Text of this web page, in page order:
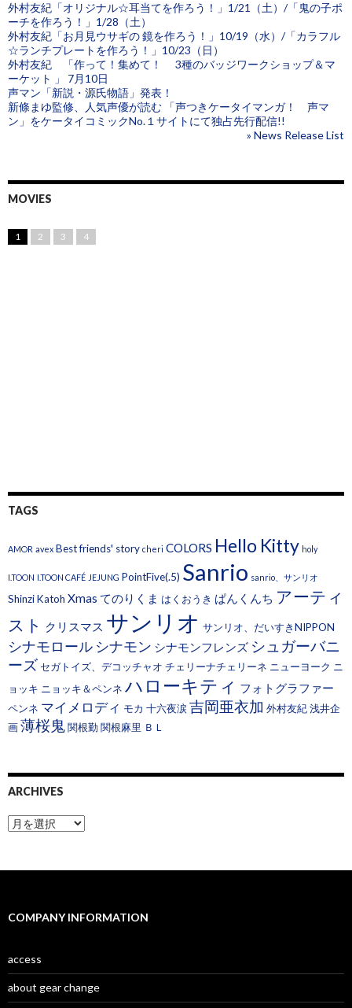
外村友紀「オリジナル☆耳当てを作ろう！」1/21（土）/「鬼の子ポ
ーチを作ろう！」1/28（土）
外村友紀「お月見ウサギの 鏡を作ろう！」10/19（水）/「カラフル
☆ランチプレートを作ろう！」10/23（日）
外村友紀 「作って！集めて！ 3種のバッジワークショップ＆マ
ーケット 」 7月10日
声マン「新説・源氏物語」発表！
新條まゆ監修、人気声優が読む 「声つきケータイマンガ！ 声マ
ン」をケータイコミックNo.１サイトにて独占先行配信!!
» News Release List
MOVIES
1 2 3 4
TAGS
AMOR avex Best friends' story cheri COLORS Hello Kitty holy
I.TOON I.TOON CAFÉ JEJUNG PointFive(.5) Sanrio sanrio、サンリオ
Shinzi Katoh Xmas てのりくま はくおうき ぱんくんち アーティ
スト クリスマス サンリオ サンリオ、だいすきNIPPON
シナモロール シナモン シナモンフレンズ シュガーバニ
ーズ セガトイズ、デコッチャオ チェリーナチェリーネ ニューヨーク ニ
ョッキ ニョッキ＆ペンネ ハローキティ フォトグラファー
ペンネ マイメロディ モカ 十六夜涙 吉岡亜衣加 外村友紀浅井企
画薄桜鬼関根勤関根麻里 ＢＬ
ARCHIVES
A
r
s
COMPANY INFORMATION
access
about gear change